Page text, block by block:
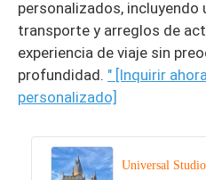
personalizados, incluyendo
transporte y arreglos de
experiencia de viaje sin
profundidad. " [Inquirir
personalizado]
Universal